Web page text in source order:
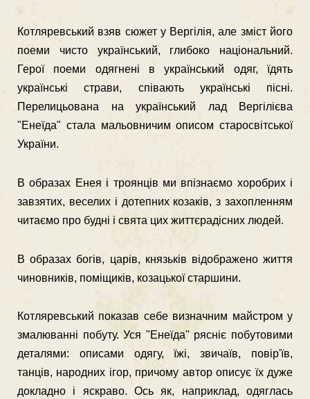
Котляревський взяв сюжет у Вергілія, але зміст його
поеми чисто украї­нський, глибоко національний.
Герої поеми одягнені в український одяг, їдять
українські страви, співають українські пісні.
Перелицьована на український лад Вергілієва
"Енеїда" стала мальовничим описом старосвітської
України.
В образах Енея і троянців ми впізнаємо хоробрих і
завзятих, веселих і дотепних козаків, з захопленням
читаємо про будні і свята цих життєрадісних людей.
В образах богів, царів, князьків відображено життя
чиновників, поміщиків, козацької старшини.
Котляревський показав себе визначним майстром у
змалюванні побуту. Уся "Енеїда" рясніє побутовими
деталями: описами одягу, їжі, звичаїв, повір'їв,
танців, народних ігор, причому автор описує їх дуже
докладно і яскраво. Ось як, наприклад, одяглась